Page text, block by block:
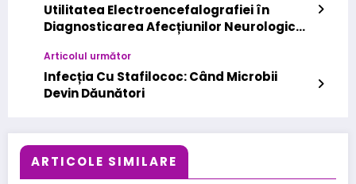
Utilitatea Electroencefalografiei în
Diagnosticarea Afecțiunilor Neurologice
Articolul următor
Infecția Cu Stafilococ: Când Microbii
Devin Dăunători
ARTICOLE SIMILARE